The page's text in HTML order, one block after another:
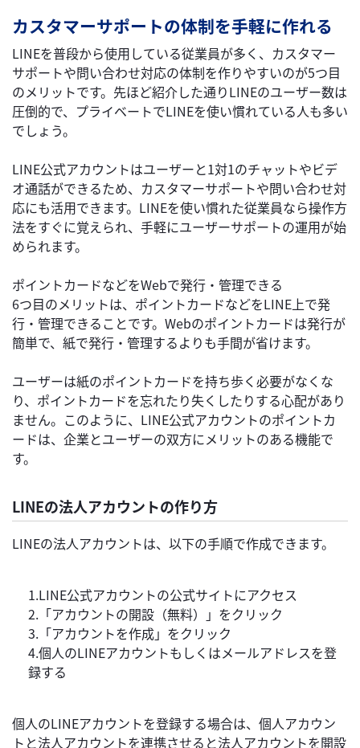
カスタマーサポートの体制を手軽に作れる
LINEを普段から使用している従業員が多く、カスタマー
サポートや問い合わせ対応の体制を作りやすいのが5つ目
のメリットです。先ほど紹介した通りLINEのユーザー数は
圧倒的で、プライベートでLINEを使い慣れている人も多い
でしょう。
LINE公式アカウントはユーザーと1対1のチャットやビデ
オ通話ができるため、カスタマーサポートや問い合わせ対
応にも活用できます。LINEを使い慣れた従業員なら操作方
法をすぐに覚えられ、手軽にユーザーサポートの運用が始
められます。
ポイントカードなどをWebで発行・管理できる
6つ目のメリットは、ポイントカードなどをLINE上で発
行・管理できることです。Webのポイントカードは発行が
簡単で、紙で発行・管理するよりも手間が省けます。
ユーザーは紙のポイントカードを持ち歩く必要がなくな
り、ポイントカードを忘れたり失くしたりする心配があり
ません。このように、LINE公式アカウントのポイントカ
ードは、企業とユーザーの双方にメリットのある機能で
す。
LINEの法人アカウントの作り方
LINEの法人アカウントは、以下の手順で作成できます。
1.LINE公式アカウントの公式サイトにアクセス
2.「アカウントの開設（無料）」をクリック
3.「アカウントを作成」をクリック
4.個人のLINEアカウントもしくはメールアドレスを登
録する
個人のLINEアカウントを登録する場合は、個人アカウン
トと法人アカウントを連携させると法人アカウントを開設